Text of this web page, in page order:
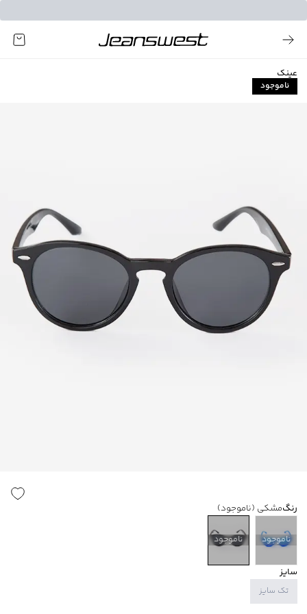
عینک
ناموجود
رنگمشکی (ناموجود)
ناموجود ناموجود
سایز
تک سایز